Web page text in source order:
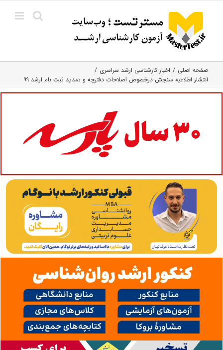
content
صفحه اصلی
اخبار کارشناسی ارشد سراسری
انتشار اطلاعیه سنجش درخصوص اصلاحات دفترچه و تمدید ثبت نام ارشد ۹۹